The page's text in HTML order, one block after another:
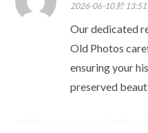
2026-06-10 於 13:51
Our dedicated
Old Photos
ensuring your
preserved